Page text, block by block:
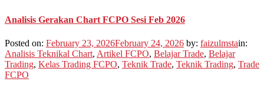
Analisis Gerakan Chart FCPO Sesi Feb 2026
Posted on: February 23, 2026February 24, 2026 by: faizulmstain:
Analisis Teknikal Chart, Artikel FCPO, Belajar Trade, Belajar
Trading, Kelas Trading FCPO, Teknik Trade, Teknik Trading, Trade
FCPO